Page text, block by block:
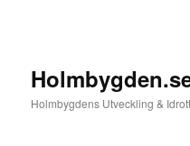
Holmbygdens Utveckling &